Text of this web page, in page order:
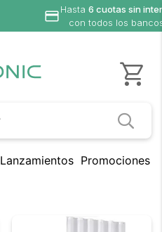
Hasta 6 cuotas sin
con todos los
Lanzamientos Promociones